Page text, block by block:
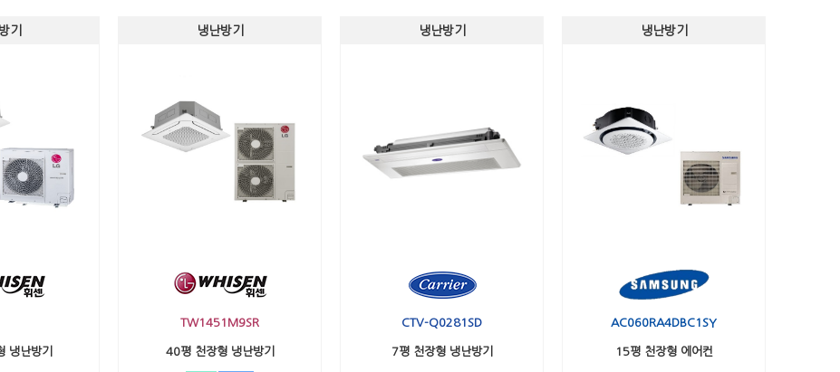
기
냉난방기
냉난방기
TW1451M9SR
40평 천장형 냉난방기
냉난방기
CTV-Q0281SD
7평 천장형 냉난방기
냉난방기
AC060RA4DBC1SY
15평 천장형 에어컨